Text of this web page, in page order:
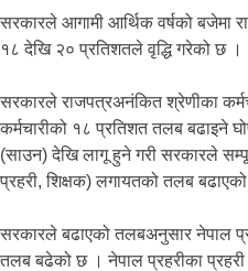
सरकारले आगामी आर्थिक वर्षको बजेमा
१८ देखि २० प्रतिशतले वृद्धि गरेको छ ।
सरकारले राजपत्रअनंकित श्रेणीका
कर्मचारीको १८ प्रतिशत तलब बढाइने
(साउन) देखि लागू हुने गरी सरकारले
प्रहरी, शिक्षक) लगायतको तलब बढाएको
सरकारले बढाएको तलबअनुसार नेपाल
तलब बढेको छ । नेपाल प्रहरीका प्रहरी